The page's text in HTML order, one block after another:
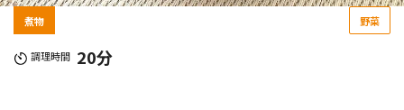
煮物 野菜
調理時間 20分